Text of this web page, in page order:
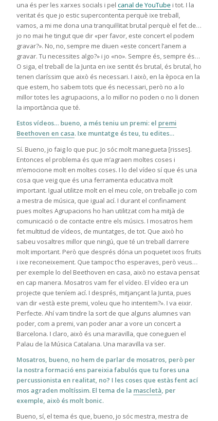
una és per les xarxes socials i pel canal de YouTube i tot. I la
veritat és que jo estic supercontenta perquè ixe treball,
vamos, a mi me dona una tranquil·litat brutal perquè el fet de…
jo no mai he tingut que dir «per favor, este concert el podem
gravar?». No, no, sempre me diuen «este concert l’anem a
gravar. Tu necessites algo?» i jo «no». Sempre és, sempre és…
O siga, el treball de la Junta en ixe sentit és brutal, és brutal, ho
tenen claríssim que això és necessari. I això, en la època en la
que estem, ho sabem tots que és necessari, però no a lo
millor totes les agrupacions, a lo millor no poden o no li donen
la importància que té.
Estos vídeos… bueno, a més teniu un premi: el premi
Beethoven en casa. Ixe muntatge és teu, tu edites…
Sí. Bueno, jo faig lo que puc. Jo sóc molt manegueta [risses].
Entonces el problema és que m’agraen moltes coses i
m’emocione molt en moltes coses. I lo del vídeo sí que és una
cosa que veig que és una ferramenta educativa molt
important. Igual utilitze molt en el meu cole, on treballe jo com
a mestra de música, que igual ací. I durant el confinament
pues moltes Agrupacions ho han utilitzat com ha mitjà de
comunicació o de contacte entre els músics. I mosatros hem
fet multitud de vídeos, de muntatges, de tot. Que això ho
sabeu vosaltres millor que ningú, que té un treball darrere
molt important. Però que després dóna un poquetet ixos fruits
i ixe reconeixement. Que tampoc t’ho esperaves, però veus…
per exemple lo del Beethoven en casa, això no estava pensat
en cap manera. Mosatros vam fer el vídeo. El vídeo era un
projecte que teníem ací. I després, mitjançant la Junta, pues
van dir «està este premi, voleu que ho intentem?». I va eixir.
Perfecte. Ahí vam tindre la sort de que alguns alumnes van
poder, com a premi, van poder anar a vore un concert a
Barcelona. I claro, això és una maravilla, que coneguen el
Palau de la Música Catalana. Una maravilla va ser.
Mosatros, bueno, no hem de parlar de mosatros, però per
la nostra formació ens pareixia fabulós que tu fores una
percussionista en realitat, no? I les coses que estàs fent ací
mos agraden moltíssim. El tema de la mascletà , per
exemple, això és molt bonic.
Bueno, sí, el tema és que, bueno, jo sóc mestra, mestra de